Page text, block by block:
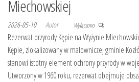
Miechowskiej
2026-05-10 Autor Wyłączono
Rezerwat przyrody Kępie na Wyżynie
Kępie, zlokalizowany w malowniczej gminie
stanowi istotny element ochrony przyrody w
Utworzony w 1960 roku, rezerwat obejmuje